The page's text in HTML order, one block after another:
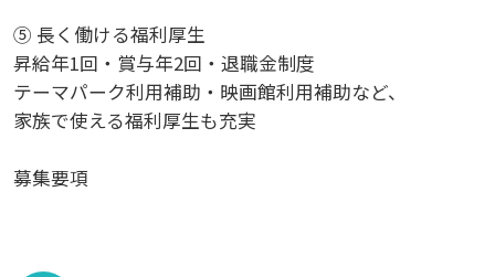
⑤ 長く働ける福利厚生
昇給年1回・賞与年2回・退職金制度
テーマパーク利用補助・映画館利用補助など、
家族で使える福利厚生も充実
募集要項